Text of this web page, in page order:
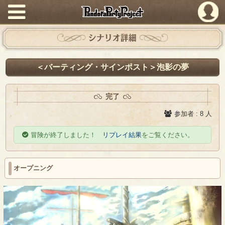
PandoraPartyProject
シナリオ詳細
＜バーティング・サインポスト＞泡影の夢
完了
参加者 : 8 人
冒険が終了しました！ リプレイ結果をご覧ください。
オープニング